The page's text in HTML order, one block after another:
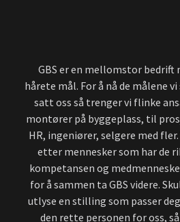
GBS er en mellomstor bedrift
hårete mål. For å nå de målene
satt oss så trenger vi flinke
montører på byggeplass, til
HR, ingeniører, selgere med
etter mennesker som har de
kompetansen og
for å sammen ta GBS videre.
utlyse en stilling som passer
den rette personen for oss,